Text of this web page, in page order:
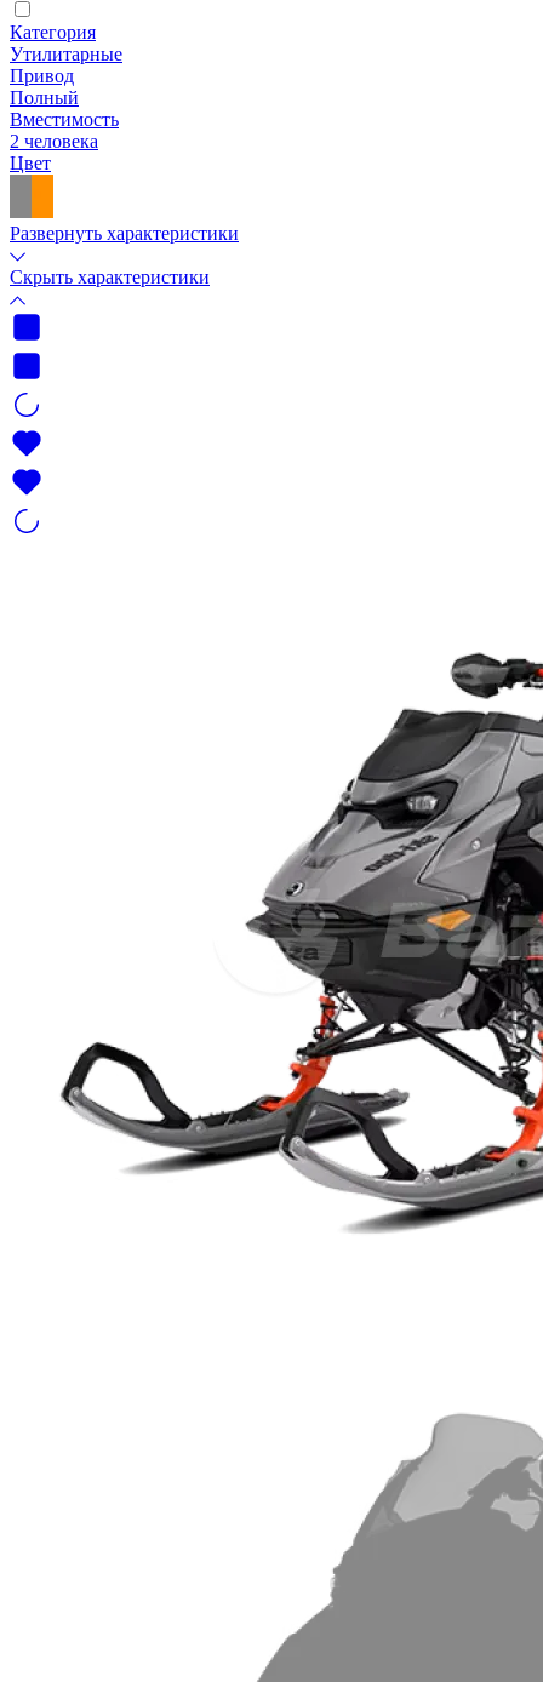
Категория
Утилитарные
Привод
Полный
Вместимость
2 человека
Цвет
Развернуть характеристики
Скрыть характеристики